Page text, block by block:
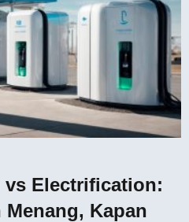
vs Electrification:
Kapan